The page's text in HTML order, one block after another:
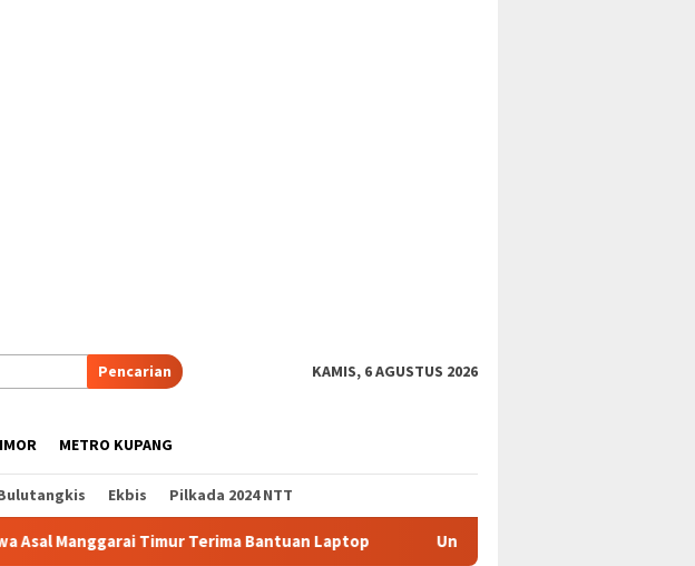
Pencarian KAMIS, 6 AGUSTUS 2026
METRO KUPANG
Ekbis Pilkada 2024 NTT
Timur Terima Bantuan Laptop Undana Masuk Dalam Peringkat Universitas